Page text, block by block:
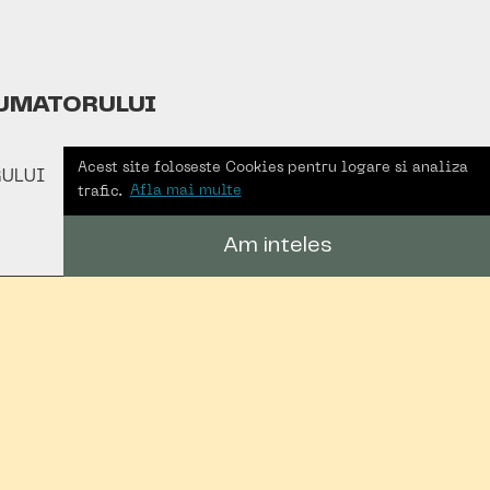
Acest site foloseste Cookies pentru logare si analiza
trafic.
Afla mai multe
Am inteles